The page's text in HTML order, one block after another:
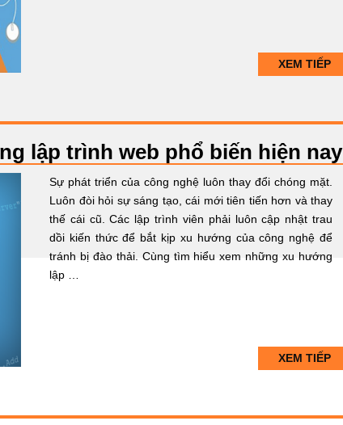
XEM TIẾP
lập trình web phổ biến hiện nay
Sự phát triển của công nghệ luôn thay đổi chóng mặt.
Luôn đòi hỏi sự sáng tạo, cái mới tiên tiến hơn và thay
thế cái cũ. Các lập trình viên phải luôn cập nhật trau
dồi kiến thức để bắt kịp xu hướng của công nghệ để
tránh bị đào thải. Cùng tìm hiểu xem những xu hướng
lập …
XEM TIẾP